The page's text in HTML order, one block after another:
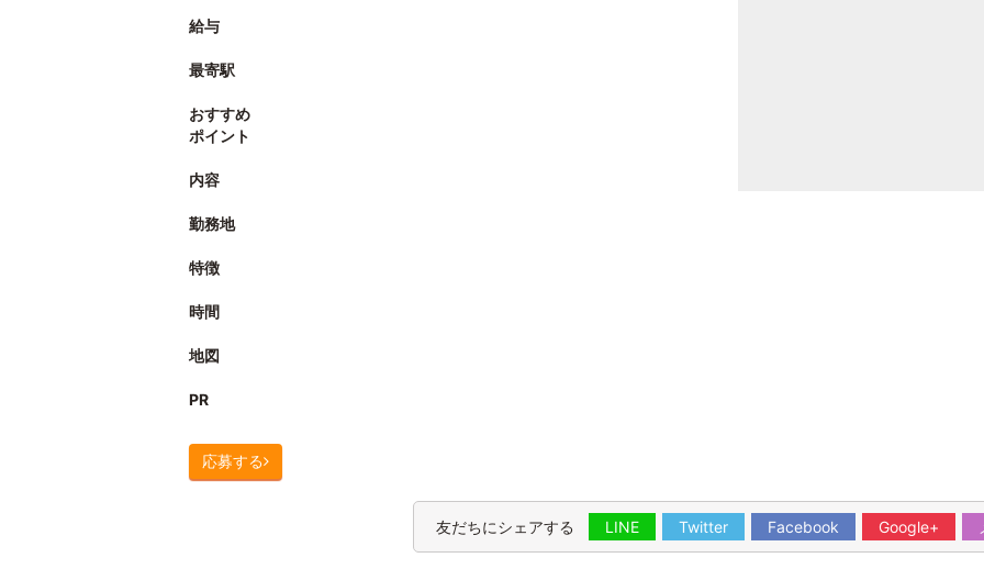
給与
最寄駅
おすすめ
ポイント
内容
勤務地
特徴
時間
地図
PR
応募する
友だちにシェアする LINE Twitter Facebook Google+